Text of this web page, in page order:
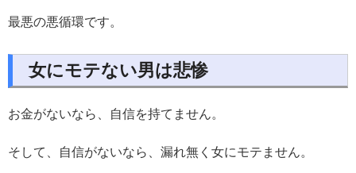
最悪の悪循環です。
女にモテない男は悲惨
お金がないなら、自信を持てません。
そして、自信がないなら、漏れ無く女にモテません。